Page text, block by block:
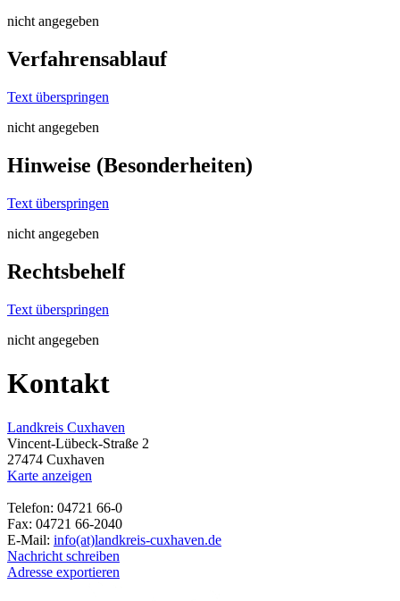
nicht angegeben
Verfahrensablauf
Text überspringen
nicht angegeben
Hinweise (Besonderheiten)
Text überspringen
nicht angegeben
Rechtsbehelf
Text überspringen
nicht angegeben
Kontakt
Landkreis Cuxhaven
Vincent-Lübeck-Straße 2
27474 Cuxhaven
Karte anzeigen
Telefon: 04721 66-0
Fax: 04721 66-2040
E-Mail: info(at)landkreis-cuxhaven.de
Nachricht schreiben
Adresse exportieren